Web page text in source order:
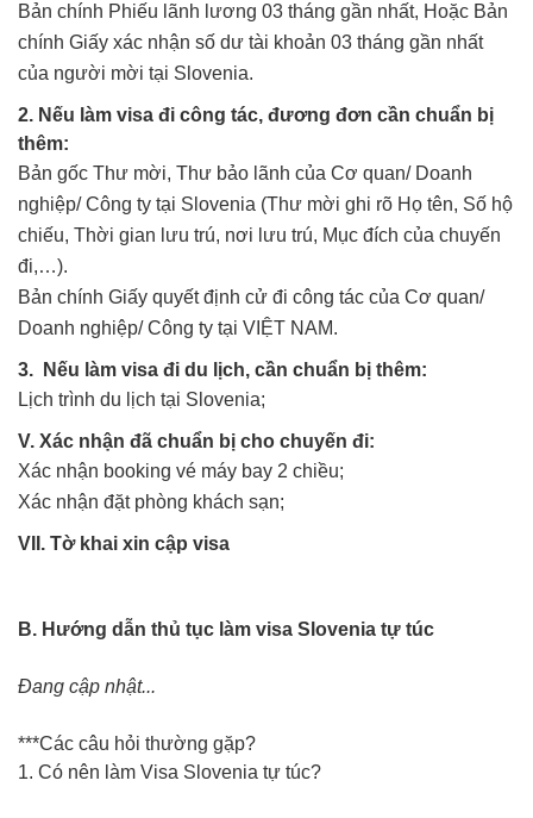
Bản chính Phiếu lãnh lương 03 tháng gần nhất, Hoặc Bản
chính Giấy xác nhận số dư tài khoản 03 tháng gần nhất
của người mời tại Slovenia.
2. Nếu làm visa đi công tác, đương đơn cần chuẩn bị
thêm:
Bản gốc Thư mời, Thư bảo lãnh của Cơ quan/ Doanh
nghiệp/ Công ty tại Slovenia (Thư mời ghi rõ Họ tên, Số hộ
chiếu, Thời gian lưu trú, nơi lưu trú, Mục đích của chuyến
đi,…).
Bản chính Giấy quyết định cử đi công tác của Cơ quan/
Doanh nghiệp/ Công ty tại VIỆT NAM.
3. Nếu làm visa đi du lịch, cần chuẩn bị thêm:
Lịch trình du lịch tại Slovenia;
V. Xác nhận đã chuẩn bị cho chuyến đi:
Xác nhận booking vé máy bay 2 chiều;
Xác nhận đặt phòng khách sạn;
VII. Tờ khai xin cập visa
B. Hướng dẫn thủ tục làm visa Slovenia tự túc
Đang cập nhật...
***Các câu hỏi thường gặp?
1. Có nên làm Visa Slovenia tự túc?